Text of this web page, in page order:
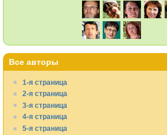
Все авторы
1-я страница
2-я страница
3-я страница
4-я страница
5-я страница